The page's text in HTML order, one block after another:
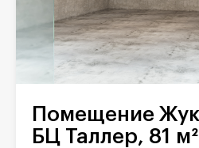
Помещение Жуков проезд в
БЦ Таллер, 81 м²